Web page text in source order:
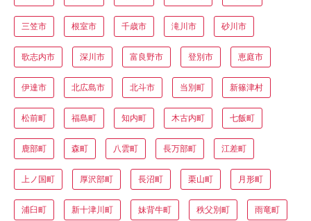
三笠市 根室市 千歳市 滝川市 砂川市
歌志内市 深川市 富良野市 登別市 恵庭市
伊達市 北広島市 北斗市 当別町 新篠津村
松前町 福島町 知内町 木古内町 七飯町
鹿部町 森町 八雲町 長万部町 江差町
上ノ国町 厚沢部町 長沼町 栗山町 月形町
浦臼町 新十津川町 妹背牛町 秩父別町 雨竜町